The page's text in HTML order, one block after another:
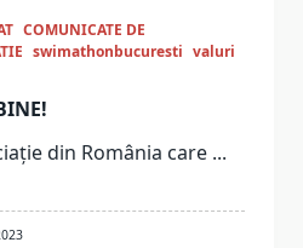
COMUNICATE DE
swimathonbucuresti valuri
din România care ...